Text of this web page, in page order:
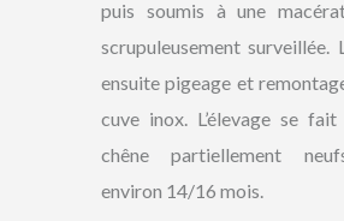
puis soumis à une
scrupuleusement surveillée.
ensuite pigeage et
cuve inox. L’élevage se
chêne partiellement
environ 14/16 mois.